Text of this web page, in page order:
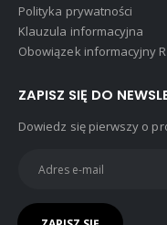
Polityka prywatności
Klauzula informacyjna
Obowiązek informacyjny
ZAPISZ SIĘ DO
Dowiedz się pierwszy o